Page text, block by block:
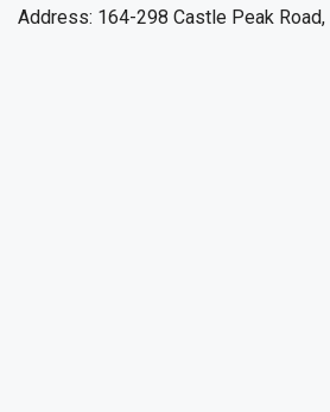
Address: 164-298 Castle Peak Road,